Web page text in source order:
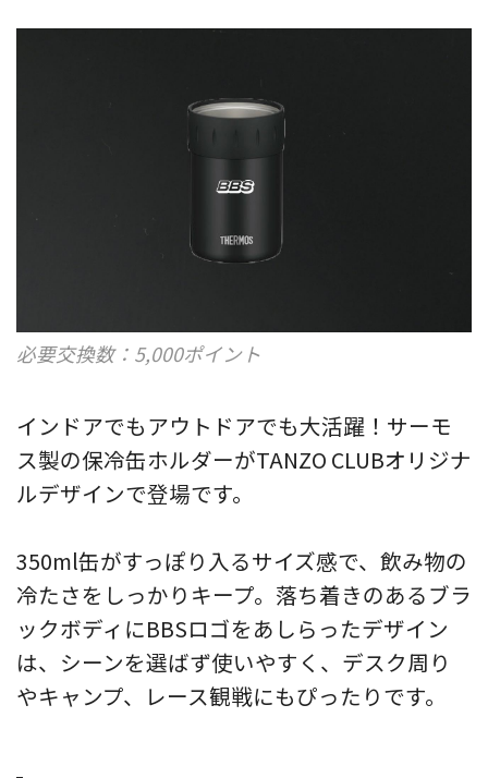
必要交換数：5,000ポイント
インドアでもアウトドアでも大活躍！サーモ
ス製の保冷缶ホルダーがTANZO CLUBオリジナ
ルデザインで登場です。
350ml缶がすっぽり入るサイズ感で、飲み物の
冷たさをしっかりキープ。落ち着きのあるブラ
ックボディにBBSロゴをあしらったデザイン
は、シーンを選ばず使いやすく、デスク周り
やキャンプ、レース観戦にもぴったりです。